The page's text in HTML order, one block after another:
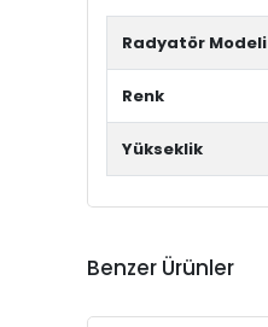
Radyatör Modeli
Renk
Yükseklik
Benzer Ürünler